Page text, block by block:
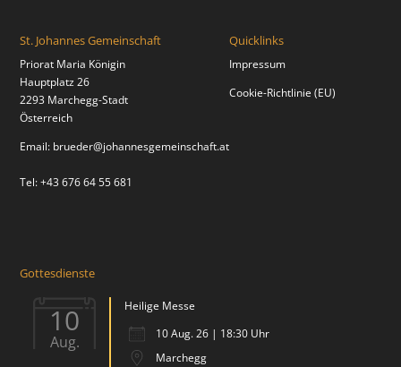
St. Johannes Gemeinschaft
Priorat Maria Königin
Hauptplatz 26
2293 Marchegg-Stadt
Österreich
Email: brueder@johannesgemeinschaft.at
Tel: +43 676 64 55 681
Quicklinks
Impressum
Cookie-Richtlinie (EU)
Gottesdienste
10
Aug.
Heilige Messe
10 Aug. 26 | 18:30 Uhr
Marchegg